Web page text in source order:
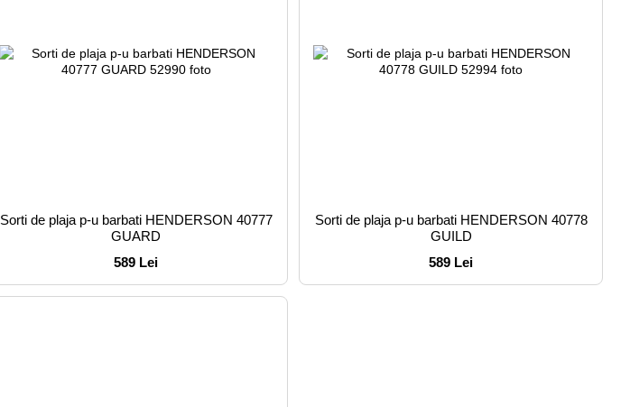
Sorti de plaja p-u barbati HENDERSON 40777
GUARD
589 Lei
Sorti de plaja p-u barbati HENDERSON 40778
GUILD
589 Lei